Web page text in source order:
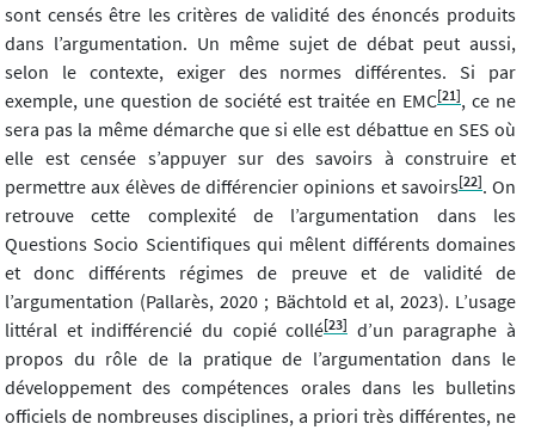
sont censés être les critères de validité des énoncés produits
dans l’argumentation. Un même sujet de débat peut aussi,
selon le contexte, exiger des normes différentes. Si par
exemple, une question de société est traitée en EMC[21], ce ne
sera pas la même démarche que si elle est débattue en SES où
elle est censée s’appuyer sur des savoirs à construire et
permettre aux élèves de différencier opinions et savoirs[22]. On
retrouve cette complexité de l’argumentation dans les
Questions Socio Scientifiques qui mêlent différents domaines
et donc différents régimes de preuve et de validité de
l’argumentation (Pallarès, 2020 ; Bächtold et al, 2023). L’usage
littéral et indifférencié du copié collé[23] d’un paragraphe à
propos du rôle de la pratique de l’argumentation dans le
développement des compétences orales dans les bulletins
officiels de nombreuses disciplines, a priori très différentes, ne